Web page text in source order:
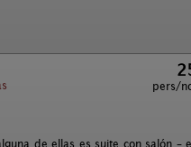
pers/
de ellas es suite con salón –